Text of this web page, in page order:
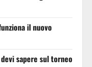
il nuovo
sapere sul torneo